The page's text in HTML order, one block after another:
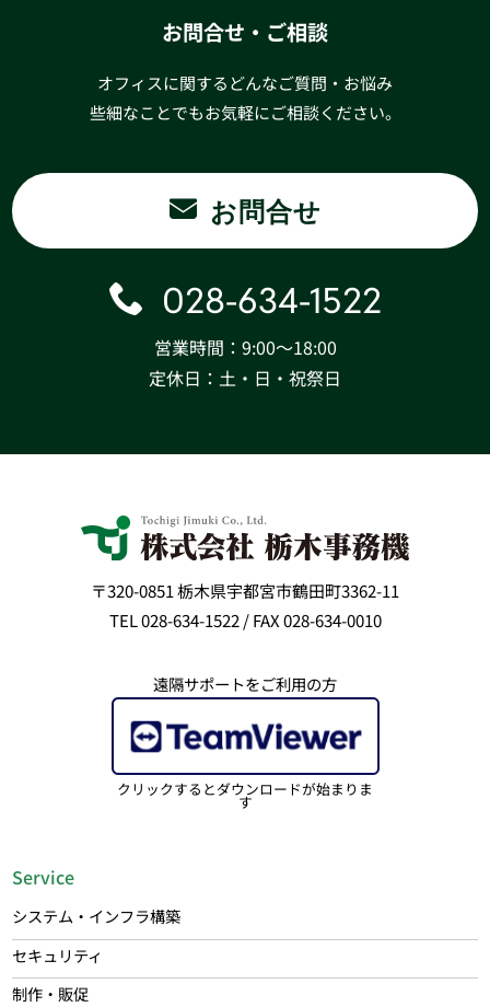
お問合せ・ご相談
オフィスに関するどんなご質問・お悩み
些細なことでもお気軽にご相談ください。
お問合せ
028-634-1522
営業時間：9:00〜18:00
定休日：土・日・祝祭日
〒320-0851 栃木県宇都宮市鶴田町3362-11
TEL 028-634-1522 / FAX 028-634-0010
遠隔サポートをご利用の方
クリックするとダウンロードが始まりま
す
Service
システム・インフラ構築
セキュリティ
制作・販促